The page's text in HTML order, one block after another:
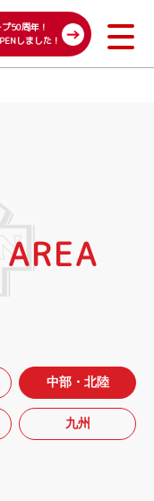
50周年！
しました！
中部・北陸
九州